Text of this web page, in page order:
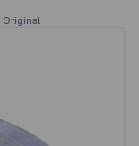
Original